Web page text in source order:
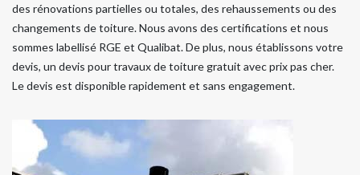
des rénovations partielles ou totales, des rehaussements ou des
changements de toiture. Nous avons des certifications et nous
sommes labellisé RGE et Qualibat. De plus, nous établissons votre
devis, un devis pour travaux de toiture gratuit avec prix pas cher.
Le devis est disponible rapidement et sans engagement.